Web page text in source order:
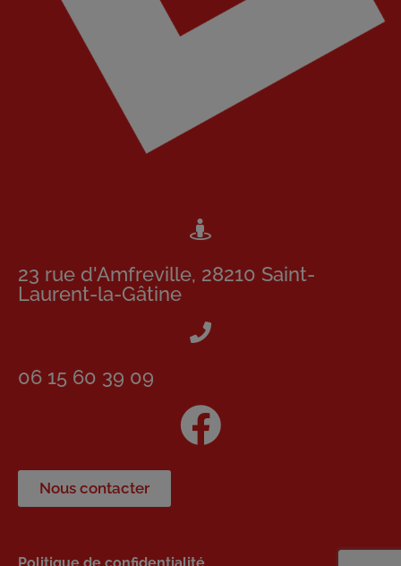
23 rue d'Amfreville, 28210 Saint-
Laurent-la-Gâtine
06 15 60 39 09
Nous contacter